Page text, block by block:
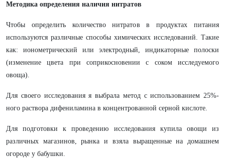
Методика определения наличия нитратов
Чтобы определить количество нитратов в продуктах питания
используются различные способы химических исследований. Такие
как: ионометрический или электродный, индикаторные полоски
(изменение цвета при соприкосновении с соком исследуемого
овоща).
Для своего исследования я выбрала метод с использованием 25%-
ного раствора дифениламина в концентрованной серной кислоте.
Для подготовки к проведению исследования купила овощи из
различных магазинов, рынка и взяла выращенные на домашнем
огороде у бабушки.